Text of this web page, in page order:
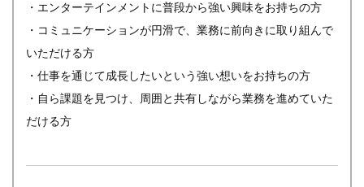
・エンターテインメントに普段から強い興味をお持ちの方
・コミュニケーションが円滑で、業務に前向きに取り組んで
いただける方
・仕事を通じて成長したいという強い想いをお持ちの方
・自ら課題を見つけ、周囲と共有しながら業務を進めていた
だける方